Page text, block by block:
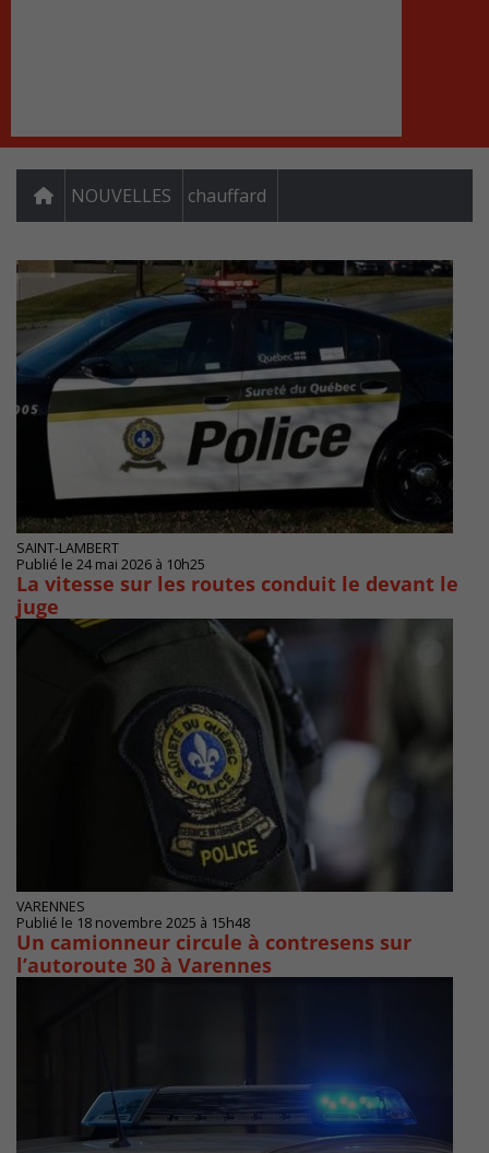
NOUVELLES chauffard
SAINT-LAMBERT
Publié le 24 mai 2026 à 10h25
La vitesse sur les routes conduit le devant le
juge
VARENNES
Publié le 18 novembre 2025 à 15h48
Un camionneur circule à contresens sur
l’autoroute 30 à Varennes